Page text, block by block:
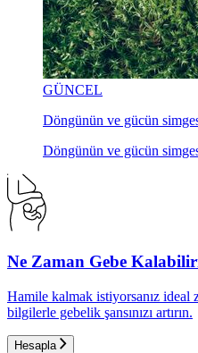
GÜNCEL
Döngünün ve gücün
Döngünün ve gücün
Ne Zaman Gebe
Hamile kalmak istiyorsanız ideal
bilgilerle gebelik şansınızı artırın.
Hesapla